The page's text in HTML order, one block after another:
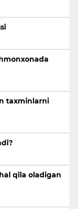
taxminlarni
qila oladigan